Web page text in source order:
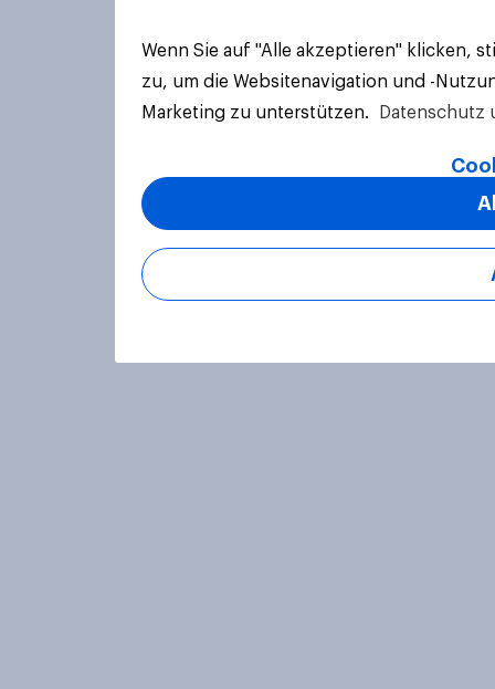
Wenn Sie auf "Alle akzeptieren" klicken,
zu, um die Websitenavigation und -
Marketing zu unterstützen.
Datenschutz